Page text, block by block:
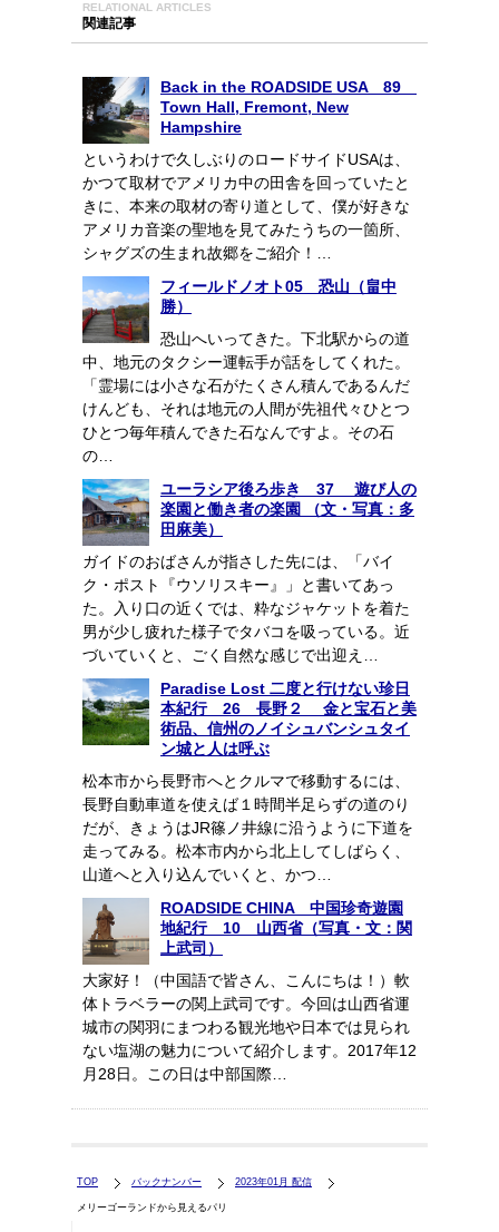
RELATIONAL ARTICLES
関連記事
Back in the ROADSIDE USA 89
Town Hall, Fremont, New
Hampshire
というわけで久しぶりのロードサイドUSAは、
かつて取材でアメリカ中の田舎を回っていたと
きに、本来の取材の寄り道として、僕が好きな
アメリカ音楽の聖地を見てみたうちの一箇所、
シャグズの生まれ故郷をご紹介！…
フィールドノオト05 恐山（畠中
勝）
恐山へいってきた。下北駅からの道
中、地元のタクシー運転手が話をしてくれた。
「霊場には小さな石がたくさん積んであるんだ
けんども、それは地元の人間が先祖代々ひとつ
ひとつ毎年積んできた石なんですよ。その石
の…
ユーラシア後ろ歩き 37 遊び人の
楽園と働き者の楽園 （文・写真：多
田麻美）
ガイドのおばさんが指さした先には、「バイ
ク・ポスト『ウソリスキー』」と書いてあっ
た。入り口の近くでは、粋なジャケットを着た
男が少し疲れた様子でタバコを吸っている。近
づいていくと、ごく自然な感じで出迎え…
Paradise Lost 二度と行けない珍日
本紀行 26 長野２ 金と宝石と美
術品、信州のノイシュバンシュタイ
ン城と人は呼ぶ
松本市から長野市へとクルマで移動するには、
長野自動車道を使えば１時間半足らずの道のり
だが、きょうはJR篠ノ井線に沿うように下道を
走ってみる。松本市内から北上してしばらく、
山道へと入り込んでいくと、かつ…
ROADSIDE CHINA 中国珍奇遊園
地紀行 10 山西省（写真・文：関
上武司）
大家好！（中国語で皆さん、こんにちは！）軟
体トラベラーの関上武司です。今回は山西省運
城市の関羽にまつわる観光地や日本では見られ
ない塩湖の魅力について紹介します。2017年12
月28日。この日は中部国際…
TOP バックナンバー 2023年01月 配信
メリーゴーランドから見えるパリ